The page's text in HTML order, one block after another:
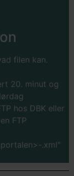
filen kan.
20. minut og
hos DBK eller
FTP
.xml"